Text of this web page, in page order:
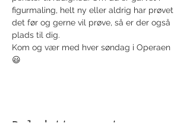
figurmaling, helt ny eller aldrig har prøvet
det før og gerne vil prøve, så er der også
plads til dig.
Kom og vær med hver søndag i Operaen
😃
Del dette event